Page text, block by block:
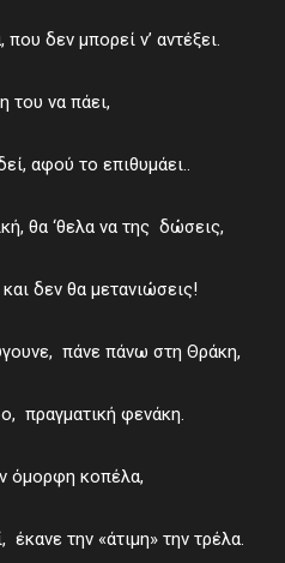
δεν μπορεί ν’ αντέξει.
του να πάει,
αφού το επιθυμάει..
θα ‘θελα να της δώσεις,
δεν θα μετανιώσεις!
πάνε πάνω στη Θράκη,
πραγματική φενάκη.
όμορφη κοπέλα,
την «άτιμη» την τρέλα.